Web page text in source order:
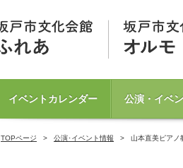
イベントカレンダー 公演・イベ
TOPページ 公演･イベント情報 山本直美ピアノ